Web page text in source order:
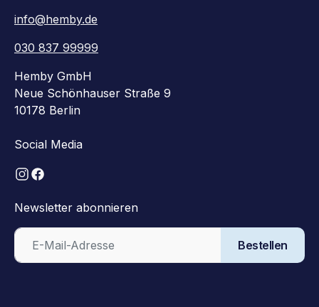
info@hemby.de
030 837 99999
Hemby GmbH
Neue Schönhauser Straße 9
10178 Berlin
Social Media
Newsletter abonnieren
Bestellen